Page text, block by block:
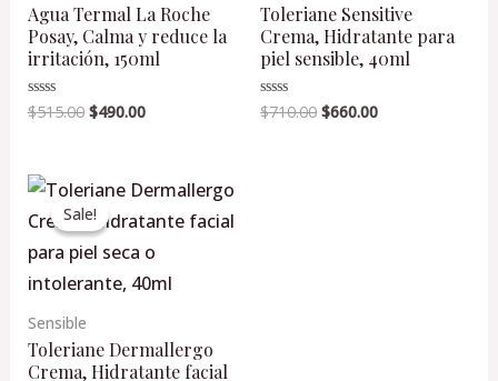
Agua Termal La Roche
Posay, Calma y reduce la
irritación, 150ml
Valorado
en
$515.00 $490.00
Toleriane Sensitive
Crema, Hidratante para
piel sensible, 40ml
Valorado
en
$710.00 $660.00
Sale!
Sale!
Sensible
Toleriane Dermallergo
Crema, Hidratante facial
Original
price
was:
$899.00.
Current
price
is: